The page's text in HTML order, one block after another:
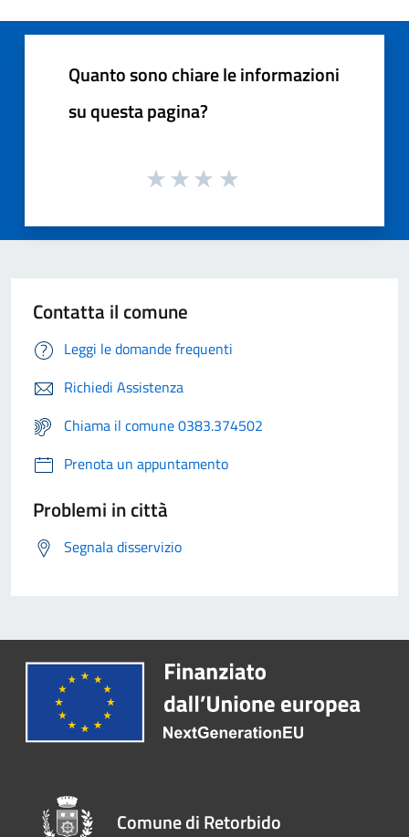
Quanto sono chiare le informazioni
su questa pagina?
Contatta il comune
Leggi le domande frequenti
Richiedi Assistenza
Chiama il comune 0383.374502
Prenota un appuntamento
Problemi in città
Segnala disservizio
Comune di Retorbido